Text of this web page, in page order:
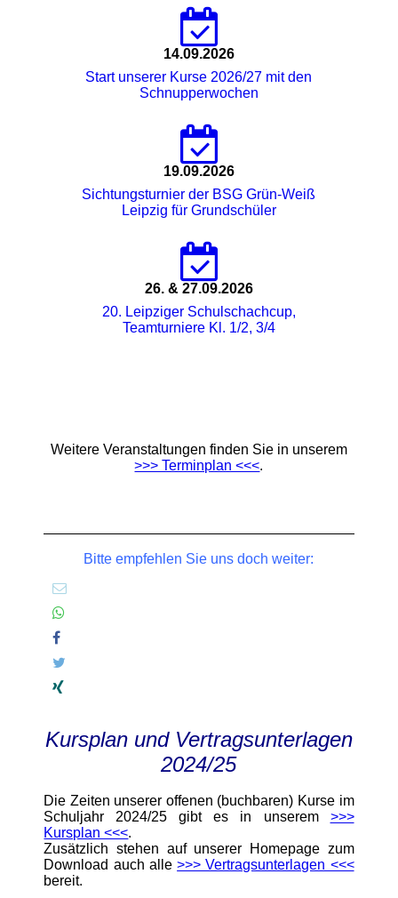
14.09.2026
Start unserer Kurse 2026/27 mit den
Schnupperwochen
19.09.2026
Sichtungsturnier der BSG Grün-Weiß
Leipzig für Grundschüler
26. & 27.09.2026
20. Leipziger Schulschachcup,
Teamturniere Kl. 1/2, 3/4
Weitere Veranstaltungen finden Sie in unserem
>>> Terminplan <<<.
Bitte empfehlen Sie uns doch weiter:
Kursplan und Vertragsunterlagen
2024/25
Die Zeiten unserer offenen (buchbaren) Kurse im
Schuljahr 2024/25 gibt es in unserem >>>
Kursplan <<<.
Zusätzlich stehen auf unserer Homepage zum
Download auch alle>>> Vertragsunterlagen <<<
bereit.